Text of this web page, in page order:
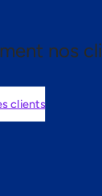
nos
clients